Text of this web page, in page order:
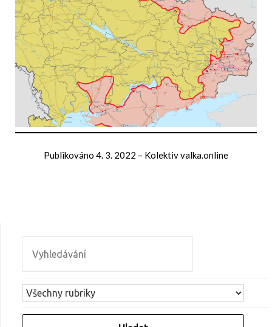
Publikováno 4. 3. 2022 – Kolektiv valka.online